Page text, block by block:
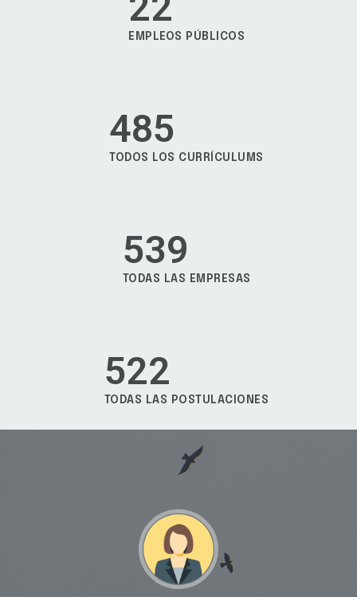
EMPLEOS PÚBLICOS
485
TODOS LOS CURRÍCULUMS
539
TODAS LAS EMPRESAS
522
TODAS LAS POSTULACIONES